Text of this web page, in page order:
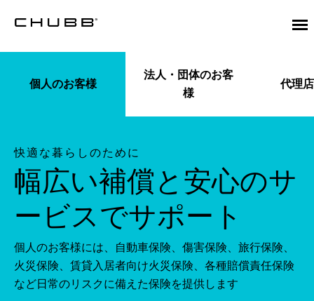
個人のお客様
法人・団体のお客
様
代理
快適な暮らしのために
幅広い補償と安心のサ
ービスでサポート
個人のお客様には、自動車保険、傷害保険、旅行保険、
火災保険、賃貸入居者向け火災保険、各種賠償責任保険
など日常のリスクに備えた保険を提供します